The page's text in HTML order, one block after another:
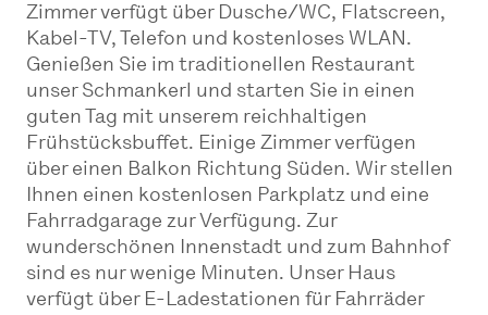
Zimmer verfügt über Dusche/WC, Flatscreen,
Kabel-TV, Telefon und kostenloses WLAN.
Genießen Sie im traditionellen Restaurant
unser Schmankerl und starten Sie in einen
guten Tag mit unserem reichhaltigen
Frühstücksbuffet. Einige Zimmer verfügen
über einen Balkon Richtung Süden. Wir stellen
Ihnen einen kostenlosen Parkplatz und eine
Fahrradgarage zur Verfügung. Zur
wunderschönen Innenstadt und zum Bahnhof
sind es nur wenige Minuten. Unser Haus
verfügt über E-Ladestationen für Fahrräder